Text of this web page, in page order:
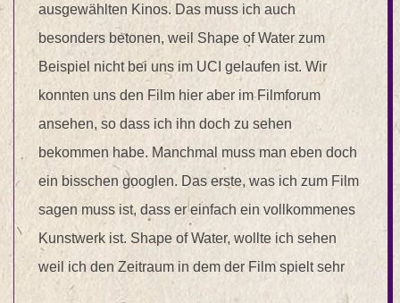
ausgewählten Kinos. Das muss ich auch
besonders betonen, weil Shape of Water zum
Beispiel nicht bei uns im UCI gelaufen ist. Wir
konnten uns den Film hier aber im Filmforum
ansehen, so dass ich ihn doch zu sehen
bekommen habe. Manchmal muss man eben doch
ein bisschen googlen. Das erste, was ich zum Film
sagen muss ist, dass er einfach ein vollkommenes
Kunstwerk ist. Shape of Water, wollte ich sehen
weil ich den Zeitraum in dem der Film spielt sehr